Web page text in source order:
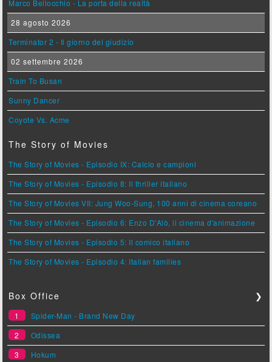
Marco Bellocchio - La porta della realtà
28 agosto 2026
Terminator 2 - Il giorno del giudizio
02 settembre 2026
Train To Busan
Sunny Dancer
Coyote Vs. Acme
The Story of Movies
The Story of Movies - Episodio IX: Calcio e campioni
The Story of Movies - Episodio 8: Il thriller italiano
The Story of Movies VII: Jung Woo-Sung, 100 anni di cinema coreano
The Story of Movies - Episodio 6: Enzo D'Alò, il cinema d'animazione
The Story of Movies - Episodio 5: Il comico italiano
The Story of Movies - Episodio 4: Italian families
Box Office ❯
1
Spider-Man - Brand New Day
2
Odissea
3
Hokum